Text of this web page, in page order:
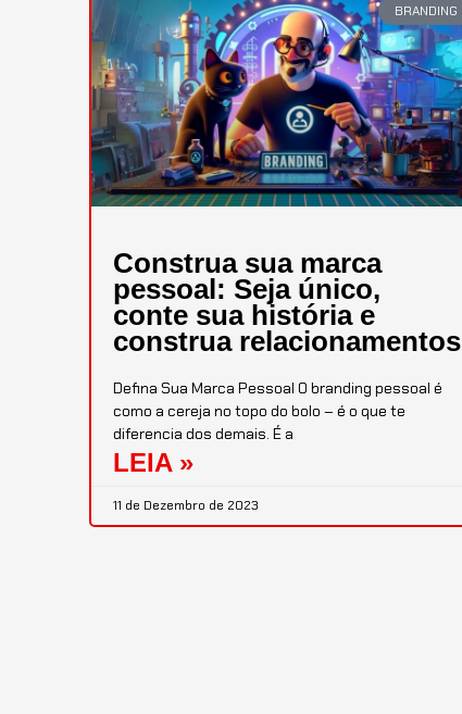
BRANDING
Construa sua marca
pessoal: Seja único,
conte sua história e
construa relacionamentos
Defina Sua Marca Pessoal O branding pessoal é
como a cereja no topo do bolo – é o que te
diferencia dos demais. É a
LEIA »
11 de Dezembro de 2023